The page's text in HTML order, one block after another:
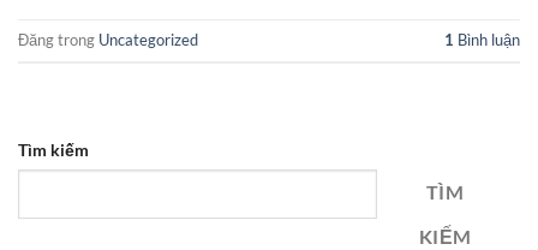
Đăng trong Uncategorized 1 Bình luận
Tìm kiếm
TÌM
KIẾM